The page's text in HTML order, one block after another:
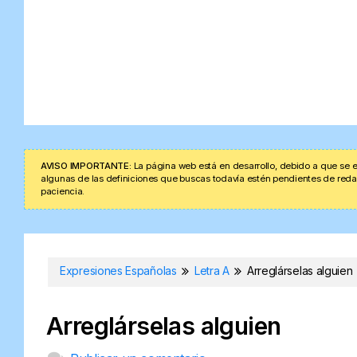
AVISO IMPORTANTE: La página web está en desarrollo, debido a que
algunas de las definiciones que buscas todavía estén pendientes de
paciencia.
Expresiones Españolas Letra A Arreglárselas alguien
Arreglárselas alguien